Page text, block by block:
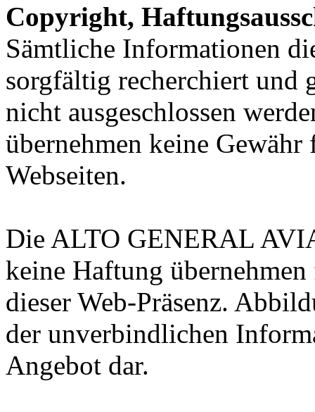
Copyright,
Sämtliche Informationen
sorgfältig recherchiert und
nicht ausgeschlossen
übernehmen keine
Webseiten.
Die ALTO GENERAL
keine Haftung
dieser Web-Präsenz.
der unverbindlichen
Angebot dar.